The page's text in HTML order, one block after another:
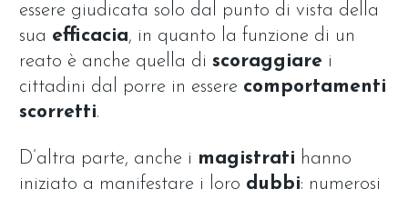
essere giudicata solo dal punto di vista della
sua efficacia, in quanto la funzione di un
reato è anche quella di scoraggiare i
cittadini dal porre in essere comportamenti
scorretti.
D’altra parte, anche i magistrati hanno
iniziato a manifestare i loro dubbi: numerosi